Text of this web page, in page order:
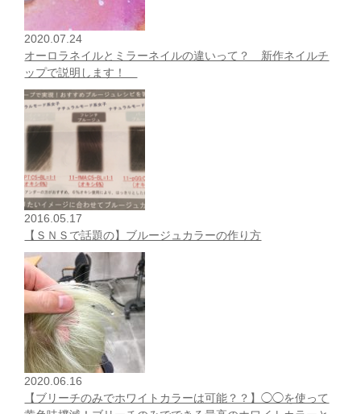
2020.07.24
オーロラネイルとミラーネイルの違いって？ 新作ネイルチ
ップで説明します！
2016.05.17
【ＳＮＳで話題の】ブルージュカラーの作り方
2020.06.16
【ブリーチのみでホワイトカラーは可能？？】◯◯を使って